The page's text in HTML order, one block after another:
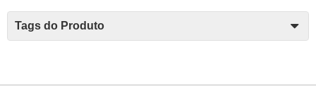
Tags do Produto